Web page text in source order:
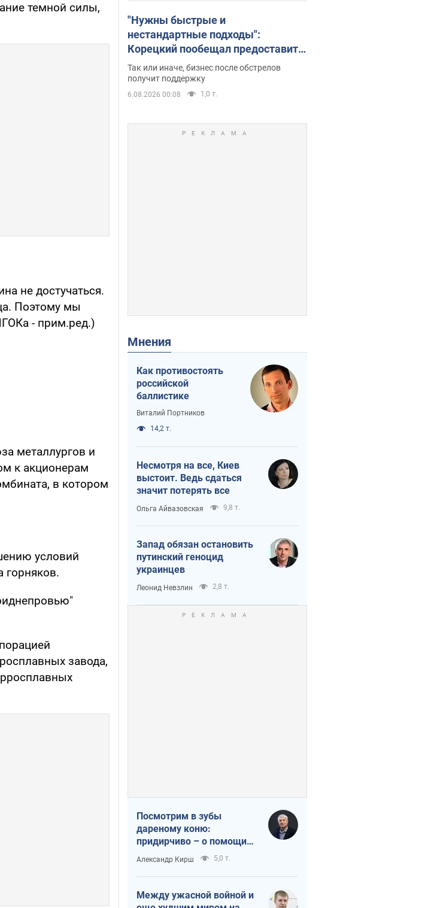
темной силы,
не достучаться.
Поэтому мы
- прим.ред.)
металлургов и
к акционерам
в котором
условий
горняков.
завода,
"Нужны быстрые и
нестандартные подходы":
Корецкий пообещал предоставить
бизнесу приоритетный доступ к
имеющимся складским
помещениям
Так или иначе, бизнес после обстрелов
получит поддержку
6.08.2026 00:08 1,0 т.
Мнения
Как противостоять
российской
баллистике
Виталий Портников
14,2 т.
Несмотря на все, Киев
выстоит. Ведь сдаться
значит потерять все
Ольга Айвазовская 9,8 т.
Запад обязан остановить
путинский геноцид
украинцев
Леонид Невзлин 2,8 т.
Посмотрим в зубы
дареному коню:
придирчиво – о помощи
Украине
Александр Кирш 5,0 т.
Между ужасной войной и